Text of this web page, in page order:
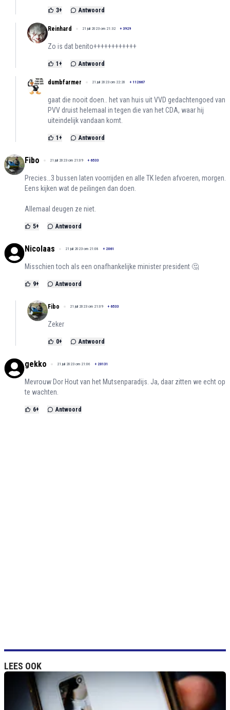
3+ Antwoord
Reinhard 21 juli 2023 om 21:32 + 3929
Zo is dat benito++++++++++++
1 + Antwoord
dumbfarmer 21 juli 2023 om 22:20 + 112667
gaat die nooit doen.. het van huis uit VVD gedachtengoed van
PVV druist helemaal in tegen die van het CDA, waar hij
uiteindelijk vandaan komt.
1 + Antwoord
Fibo 21 juli 2023 om 21:09 + 6533
Precies…3 bussen laten voorrijden en alle TK leden afvoeren, morgen.
Eens kijken wat de peilingen dan doen.
Allemaal deugen ze niet.
5+ Antwoord
Nicolaas 21 juli 2023 om 21:08 + 2061
Misschien toch als een onafhankelijke minister president 🤔
9+ Antwoord
Fibo 21 juli 2023 om 21:09 + 6533
Zeker
0+ Antwoord
gekko 21 juli 2023 om 21:06 + 20131
Mevrouw Dor Hout van het Mutsenparadijs. Ja, daar zitten we echt op
te wachten.
6+ Antwoord
LEES OOK